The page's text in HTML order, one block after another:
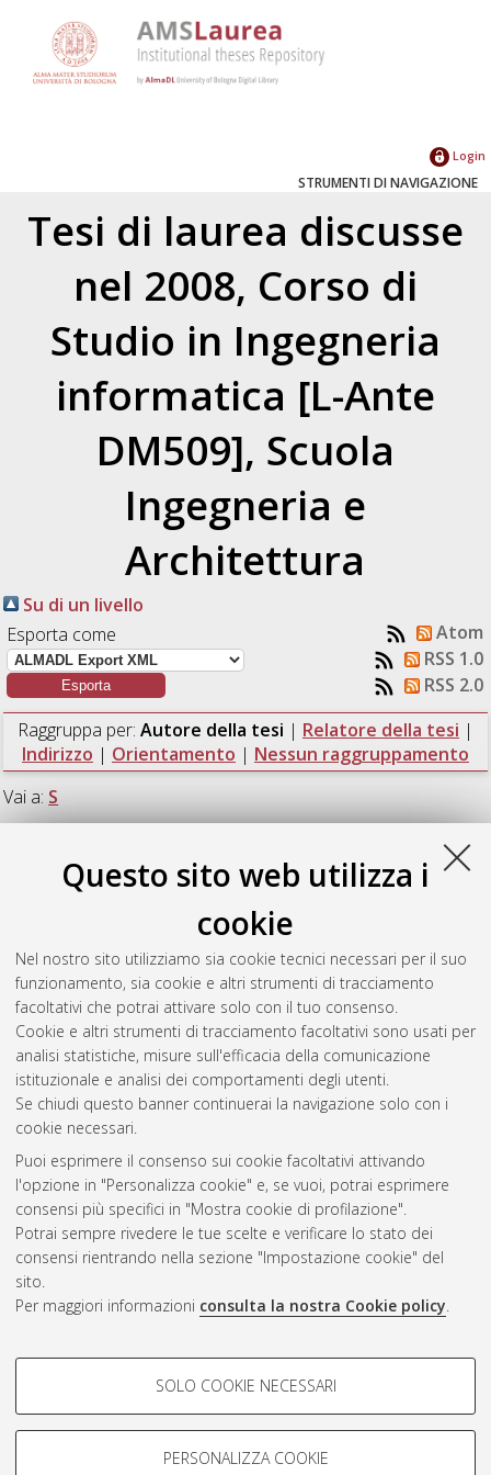
Questo sito web utilizza i
cookie
Nel nostro sito utilizziamo sia cookie tecnici necessari per il suo
funzionamento, sia cookie e altri strumenti di tracciamento
facoltativi che potrai attivare solo con il tuo consenso.
Cookie e altri strumenti di tracciamento facoltativi sono usati per
analisi statistiche, misure sull'efficacia della comunicazione
istituzionale e analisi dei comportamenti degli utenti.
Se chiudi questo banner continuerai la navigazione solo con i
cookie necessari.
Puoi esprimere il consenso sui cookie facoltativi attivando
l'opzione in "Personalizza cookie" e, se vuoi, potrai esprimere
consensi più specifici in "Mostra cookie di profilazione".
Potrai sempre rivedere le tue scelte e verificare lo stato dei
consensi rientrando nella sezione "Impostazione cookie" del
sito.
Per maggiori informazioni consulta la nostra Cookie policy.
COOKIE DI PROFILAZIONE -
Si tratta di cookie utilizzati per analizzare le caratteristiche della
navigazione degli utenti, creare profili in base al loro comportamento
SOLO COOKIE NECESSARI
PERSONALIZZA COOKIE
Login
STRUMENTI DI NAVIGAZIONE
Tesi di laurea discusse
nel 2008, Corso di
Studio in Ingegneria
informatica [L-Ante
DM509], Scuola
Ingegneria e
Architettura
Su di un livello
Esporta come
Atom
RSS 1.0
RSS 2.0
Raggruppa per: Autore della tesi | Relatore della tesi |
Indirizzo | Orientamento | Nessun raggruppamento
Vai a: S
Scalorbi, Luca(2008)Accounting per servizi di presenza in
IMS.[Laurea], Università di Bologna, Corso di Studio in
Ingegneria informatica [L-Ante DM509], Documento ad
accesso riservato.
Questa lista e' stata generata ilFri Aug 7 20:40:46 2026 CEST
Atom
Rss 1.0
Rss 2.0
AMS Laurea
Impostazioni Cookie
Informativa sulla privacy
Condizioni d’uso del sito